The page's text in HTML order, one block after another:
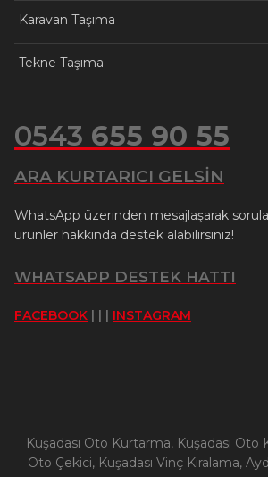
Karavan Taşıma
Tekne Taşıma
0543 655 90 55
ARA KURTARICI GELSİN
WhatsApp üzerinden mesajlaşarak
ürünler hakkında destek alabilirsiniz!
WHATSAPP DESTEK HATTI
FACEBOOK INSTAGRAM
Kuşadası Oto Kurtarma, Kuşadası Oto
Oto Çekici, Kuşadası Vinç Kiralama,